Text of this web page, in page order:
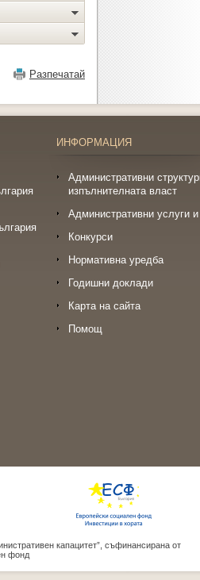
Разпечатай
ИНФОРМАЦИЯ
Административни
изпълнителната власт
Административни услуги
Конкурси
Нормативна уредба
Годишни доклади
Карта на сайта
Помощ
капацитет”, съфинансирана от
фонд